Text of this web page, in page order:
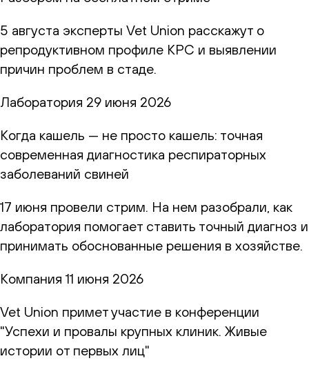
5 августа эксперты Vet Union расскажут о
репродуктивном профиле КРС и выявлении
причин проблем в стаде.
Лаборатория 29 июня 2026
Когда кашель — не просто кашель: точная
современная диагностика респираторных
заболеваний свиней
17 июня провели стрим. На нем разобрали, как
лаборатория помогает ставить точный диагноз и
принимать обоснованные решения в хозяйстве.
Компания 11 июня 2026
Vet Union примет участие в конференции
"Успехи и провалы крупных клиник. Живые
истории от первых лиц"